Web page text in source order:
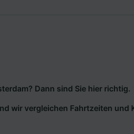
Dann sind Sie hier richtig.
wir vergleichen Fahrtzeiten und